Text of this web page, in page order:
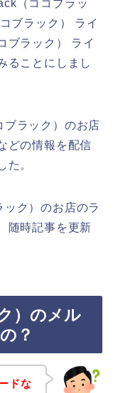
（ココブラッ
ブラック） ライ
ブラック） ライ
ることにしまし
ラック）のお店
どの情報を配信
た。
ク）のお店のラ
随時記事を更新
）のメル
？
ドな